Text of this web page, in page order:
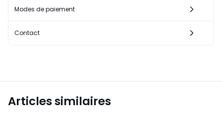
Modes de paiement
Contact
Articles similaires